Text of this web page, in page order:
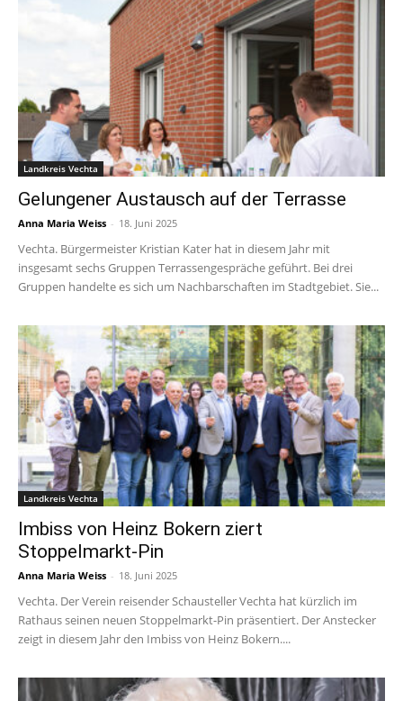
Landkreis Vechta
Gelungener Austausch auf der Terrasse
Anna Maria Weiss - 18. Juni 2025
Vechta. Bürgermeister Kristian Kater hat in diesem Jahr mit
insgesamt sechs Gruppen Terrassengespräche geführt. Bei drei
Gruppen handelte es sich um Nachbarschaften im Stadtgebiet. Sie...
Landkreis Vechta
Imbiss von Heinz Bokern ziert
Stoppelmarkt-Pin
Anna Maria Weiss - 18. Juni 2025
Vechta. Der Verein reisender Schausteller Vechta hat kürzlich im
Rathaus seinen neuen Stoppelmarkt-Pin präsentiert. Der Anstecker
zeigt in diesem Jahr den Imbiss von Heinz Bokern....